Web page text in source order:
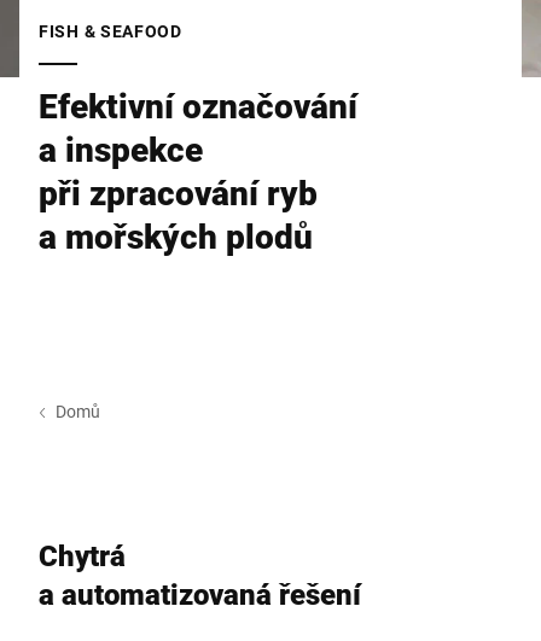
FISH & SEAFOOD
Efektivní označování
a inspekce
při zpracování ryb
a mořských plodů
Domů
Chytrá
a automatizovaná řešení